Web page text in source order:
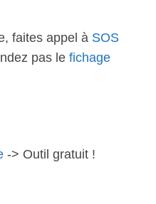
faites appel à SOS
pas le fichage
-> Outil gratuit !